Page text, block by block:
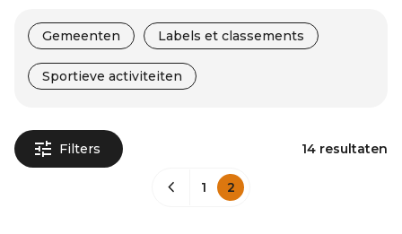
Gemeenten Labels et classements
Sportieve activiteiten
Filters 14 resultaten
1 2